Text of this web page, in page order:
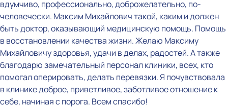
вдумчиво, профессионально, доброжелательно, по-
человечески. Максим Михайлович такой, каким и должен
быть доктор, оказывающий медицинскую помощь. Помощь
в восстановлении качества жизни. Желаю Максиму
Михайловичу здоровья, удачи в делах, радостей. А также
благодарю замечательный персонал клиники, всех, кто
помогал оперировать, делать перевязки. Я почувствовала
в клинике доброе, приветливое, заботливое отношение к
себе, начиная с порога. Всем спасибо!